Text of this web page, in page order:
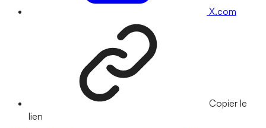
X.com
Copier le
lien